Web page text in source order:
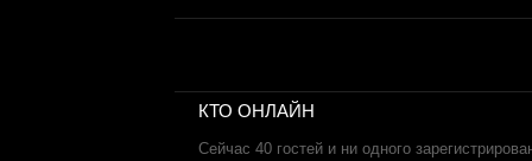
КТО ОНЛАЙН
Сейчас 40 гостей и ни одного